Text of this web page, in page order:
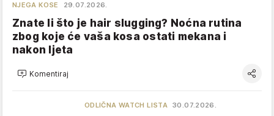
NJEGA KOSE 29.07.2026.
Znate li što je hair slugging? Noćna rutina
zbog koje će vaša kosa ostati mekana i
nakon ljeta
Komentiraj
ODLIČNA WATCH LISTA 30.07.2026.